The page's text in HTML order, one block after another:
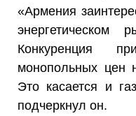
«Армения
энергетическом
Конкуренция
монопольных цен
Это касается и
подчеркнул он.